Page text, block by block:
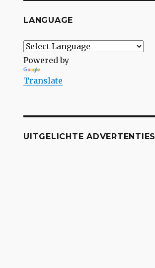
LANGUAGE
Powered by
Translate
UITGELICHTE ADVERTENTIES